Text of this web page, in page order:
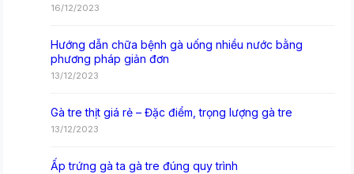
16/12/2023
Hướng dẫn chữa bệnh gà uống nhiều nước bằng
phương pháp giản đơn
13/12/2023
Gà tre thịt giá rẻ – Đặc điểm, trọng lượng gà tre
13/12/2023
Ấp trứng gà ta gà tre đúng quy trình